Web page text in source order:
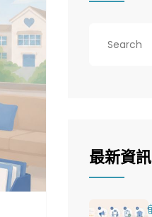
最新資訊